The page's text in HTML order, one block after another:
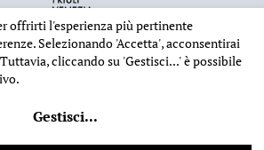
di Storia Patria per il Friuli - CF 80023560305
Comello- Powered bySICAPWeb
offrirti l'esperienza più pertinente
Selezionando 'Accetta', acconsentirai
cliccando su 'Gestisci...'è possibile
Gestisci...